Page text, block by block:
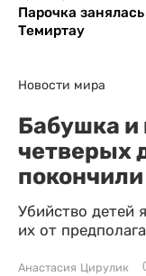
Парочка
Темиртау
Новости мира
Бабушка и
четверых
Убийство детей
их от
Анастасия Цирулик